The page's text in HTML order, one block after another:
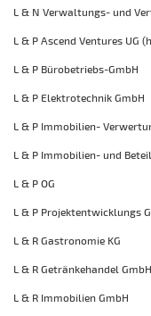
L & N Verwaltungs- und
L & P Ascend Ventures UG
L & P Bürobetriebs-GmbH
L & P Elektrotechnik GmbH
L & P Immobilien-
L & P Immobilien- und
L & P OG
L & P Projektentwicklungs
L & R Gastronomie KG
L & R Getränkehandel GmbH
L & R Immobilien GmbH